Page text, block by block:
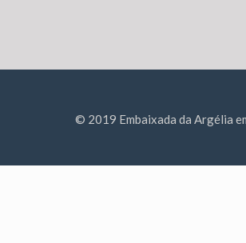
© 2019 Embaixada da Argélia